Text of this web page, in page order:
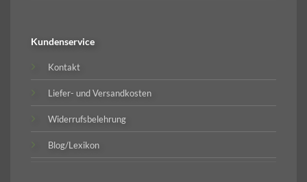
Kundenservice
Kontakt
Liefer- und Versandkosten
Widerrufsbelehrung
Blog/Lexikon